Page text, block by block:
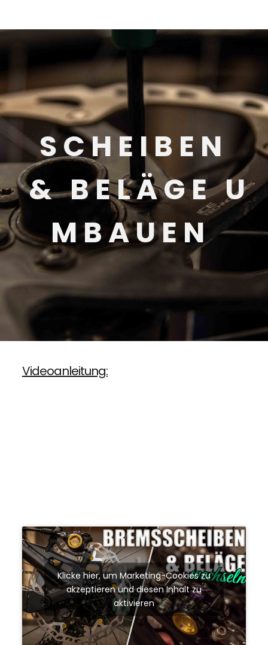
S C H E I B E N
& B E L Ä G E U
M B A U E N
Videoanleitung:
Klicke hier, um Marketing-Cookies zu
akzeptieren und diesen Inhalt zu
aktivieren